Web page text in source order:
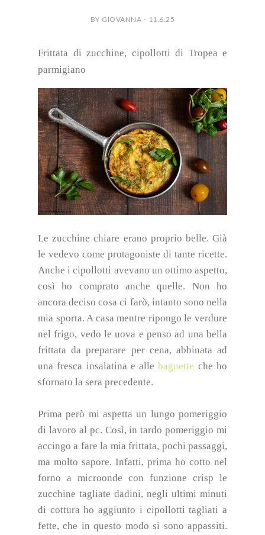
BY GIOVANNA - 11.6.25
Frittata di zucchine, cipollotti di Tropea e
parmigiano
Le zucchine chiare erano proprio belle. Già
le vedevo come protagoniste di tante ricette.
Anche i cipollotti avevano un ottimo aspetto,
così ho comprato anche quelle. Non ho
ancora deciso cosa ci farò, intanto sono nella
mia sporta. A casa mentre ripongo le verdure
nel frigo, vedo le uova e penso ad una bella
frittata da preparare per cena, abbinata ad
una fresca insalatina e allebaguette che ho
sfornato la sera precedente.
Prima però mi aspetta un lungo pomeriggio
di lavoro al pc. Così, in tardo pomeriggio mi
accingo a fare la mia frittata, pochi passaggi,
ma molto sapore. Infatti, prima ho cotto nel
forno a microonde con funzione crisp le
zucchine tagliate dadini, negli ultimi minuti
di cottura ho aggiunto i cipollotti tagliati a
fette, che in questo modo si sono appassiti.